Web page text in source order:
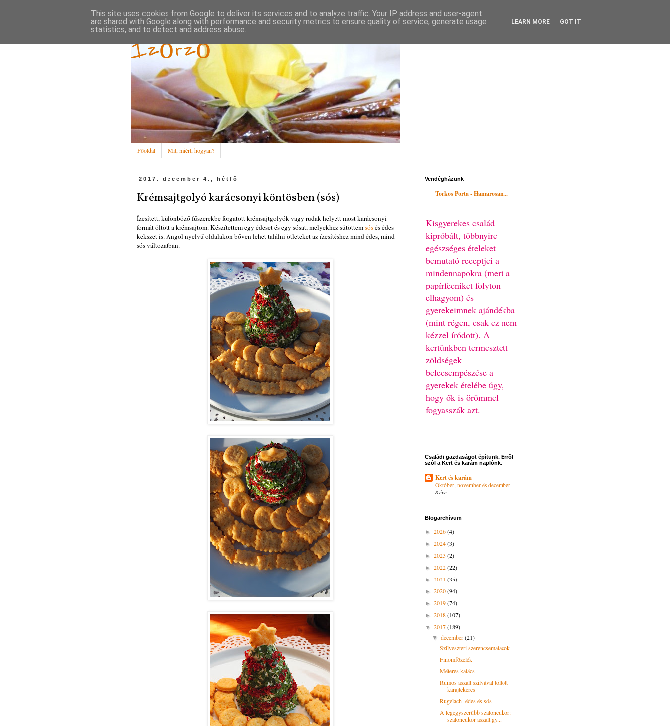
Ízőrző
Főoldal Mit, miért, hogyan?
2017. december 4., hétfő
Krémsajtgolyó karácsonyi köntösben (sós)
Ízesített, különböző fűszerekbe forgatott krémsajtgolyók vagy rudak helyett most karácsonyi
formát öltött a krémsajtom. Készítettem egy édeset és egy sósat, melyekhez sütöttemsósés édes
kekszet is. Angol nyelvű oldalakon bőven lehet találni ötleteket az ízesítéshez mind édes, mind
sós változatban.
Vendégházunk
Torkos Porta - Hamarosan...
Kisgyerekes család
kipróbált, többnyire
egészséges ételeket
bemutató receptjei a
mindennapokra (mert a
papírfecniket folyton
elhagyom) és
gyerekeimnek ajándékba
(mint régen, csak ez nem
kézzel íródott). A
kertünkben termesztett
zöldségek
belecsempészése a
gyerekek ételébe úgy,
hogy ők is örömmel
fogyasszák azt.
Családi gazdaságot építünk. Erről
szól a Kert és karám naplónk.
Kert és karám
Október, november és december
8 éve
Blogarchívum
► 2026(4)
► 2024(3)
► 2023 (2)
► 2022(22)
► 2021 (35)
► 2020(94)
► 2019(74)
► 2018(107)
▼ 2017(189)
▼december(21)
Szilveszteri szerencsemalacok
Finomfőzelék
Méteres kalács
Rumos aszalt szilvával töltött
karajtekercs
Rugelach- édes és sós
A legegyszerűbb szaloncukor:
szaloncukor aszalt gy...
This site uses cookies from Google to deliver its services and to analyze traffic. Your IP address and user-agent
are shared with Google along with performance and security metrics to ensure quality of service, generate usage
statistics, and to detect and address abuse.
LEARN MORE GOT IT